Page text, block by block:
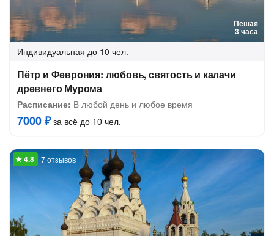
Пешая
3 часа
Индивидуальная до 10 чел.
Пётр и Феврония: любовь, святость и калачи
древнего Мурома
Расписание: В любой день и любое время
7000 ₽за всё до 10 чел.
7 отзывов